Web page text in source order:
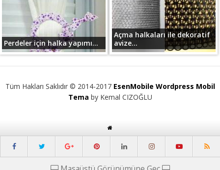
Perdeler için halka yapımı...
Açma halkaları ile dekoratif
avize...
Tüm Hakları Saklıdır © 2014-2017 EsenMobile Wordpress Mobil
Tema by Kemal CIZOĞLU